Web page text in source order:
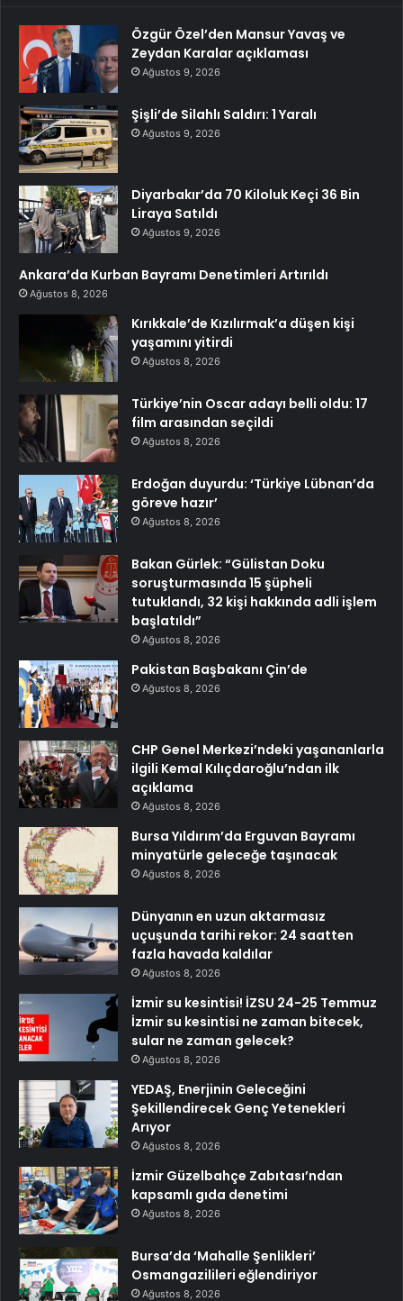
Özgür Özel’den Mansur Yavaş ve
Zeydan Karalar açıklaması
Ağustos 9, 2026
Şişli’de Silahlı Saldırı: 1 Yaralı
Ağustos 9, 2026
Diyarbakır’da 70 Kiloluk Keçi 36 Bin
Liraya Satıldı
Ağustos 9, 2026
Ankara’da Kurban Bayramı Denetimleri Artırıldı
Ağustos 8, 2026
Kırıkkale’de Kızılırmak’a düşen kişi
yaşamını yitirdi
Ağustos 8, 2026
Türkiye’nin Oscar adayı belli oldu: 17
film arasından seçildi
Ağustos 8, 2026
Erdoğan duyurdu: ‘Türkiye Lübnan’da
göreve hazır’
Ağustos 8, 2026
Bakan Gürlek: “Gülistan Doku
soruşturmasında 15 şüpheli
tutuklandı, 32 kişi hakkında adli işlem
başlatıldı”
Ağustos 8, 2026
Pakistan Başbakanı Çin’de
Ağustos 8, 2026
CHP Genel Merkezi’ndeki yaşananlarla
ilgili Kemal Kılıçdaroğlu’ndan ilk
açıklama
Ağustos 8, 2026
Bursa Yıldırım’da Erguvan Bayramı
minyatürle geleceğe taşınacak
Ağustos 8, 2026
Dünyanın en uzun aktarmasız
uçuşunda tarihi rekor: 24 saatten
fazla havada kaldılar
Ağustos 8, 2026
İzmir su kesintisi! İZSU 24-25 Temmuz
İzmir su kesintisi ne zaman bitecek,
sular ne zaman gelecek?
Ağustos 8, 2026
YEDAŞ, Enerjinin Geleceğini
Şekillendirecek Genç Yetenekleri
Arıyor
Ağustos 8, 2026
İzmir Güzelbahçe Zabıtası’ndan
kapsamlı gıda denetimi
Ağustos 8, 2026
Bursa’da ‘Mahalle Şenlikleri’
Osmangazilileri eğlendiriyor
Ağustos 8, 2026